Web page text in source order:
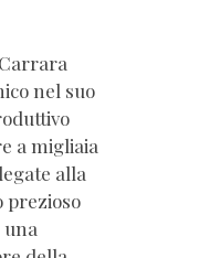
nel suo
a migliaia
alla
prezioso